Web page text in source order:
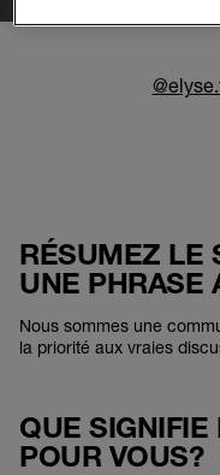
RÉSUMEZ LE
UNE PHRASE
Nous sommes une
la priorité aux vraies
QUE SIGNIFIE
POUR VOUS?